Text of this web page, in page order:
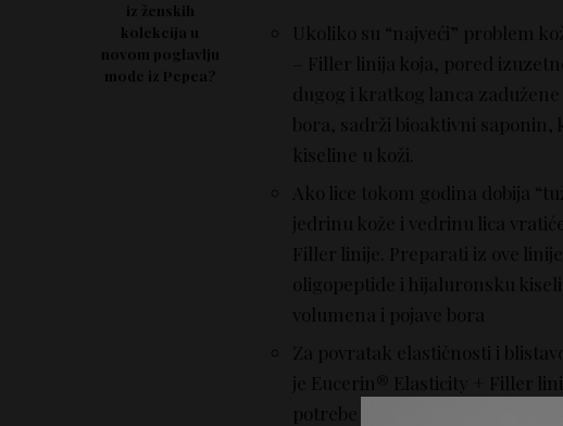
iz ženskih
kolekcija u
novom poglavlju
mode iz Pepca?
Ukoliko su “najveći” problem
– Filler linija koja, pored
dugog i kratkog lanca
bora, sadrži bioaktivni saponin,
kiseline u koži.
Ako lice tokom godina dobija
jedrinu kože i vedrinu lica
Filler linije. Preparati iz ove
oligopeptide i hijaluronsku
volumena i pojave bora
Za povratak elastičnosti i
je Eucerin® Elasticity + Filler
potrebe kože koja stari. Visoka